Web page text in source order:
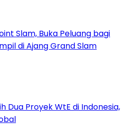
Slam, Buka Peluang bagi
di Ajang Grand Slam
Dua Proyek WtE di Indonesia,